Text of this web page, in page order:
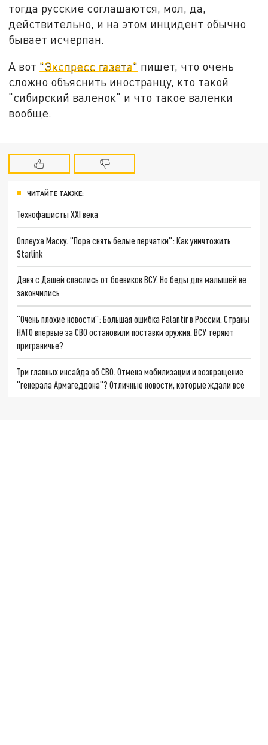
тогда русские соглашаются, мол, да,
действительно, и на этом инцидент обычно
бывает исчерпан.
А вот "Экспресс газета" пишет, что очень
сложно объяснить иностранцу, кто такой
"сибирский валенок" и что такое валенки
вообще.
ЧИТАЙТЕ ТАКЖЕ:
Технофашисты XXI века
Оплеуха Маску. "Пора снять белые перчатки": Как уничтожить
Starlink
Даня с Дашей спаслись от боевиков ВСУ. Но беды для малышей не
закончились
"Очень плохие новости": Большая ошибка Palantir в России. Страны
НАТО впервые за СВО остановили поставки оружия. ВСУ теряют
приграничье?
Три главных инсайда об СВО. Отмена мобилизации и возвращение
"генерала Армагеддона"? Отличные новости, которые ждали все